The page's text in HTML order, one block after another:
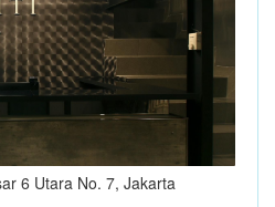
6 Utara No. 7, Jakarta